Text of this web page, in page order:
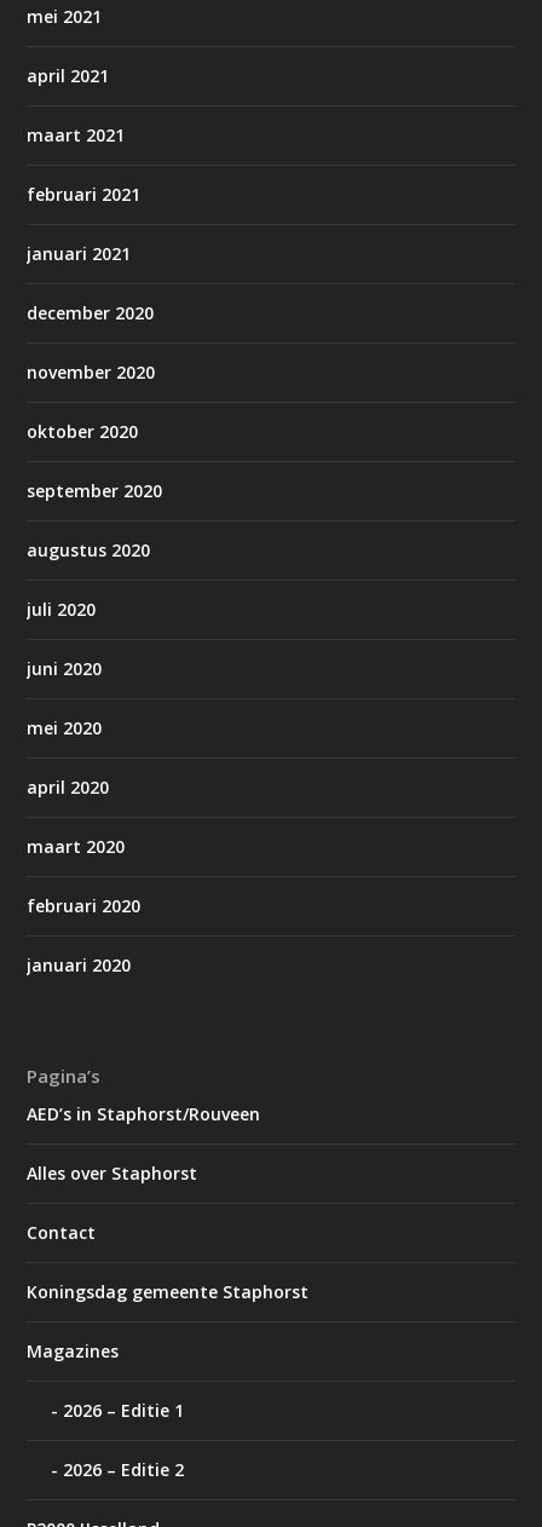
mei 2021
april 2021
maart 2021
februari 2021
januari 2021
december 2020
november 2020
oktober 2020
september 2020
augustus 2020
juli 2020
juni 2020
mei 2020
april 2020
maart 2020
februari 2020
januari 2020
Pagina’s
AED’s in Staphorst/Rouveen
Alles over Staphorst
Contact
Koningsdag gemeente Staphorst
Magazines
2026 – Editie 1
2026 – Editie 2